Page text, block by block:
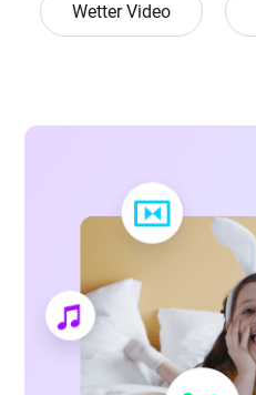
Wetter Video